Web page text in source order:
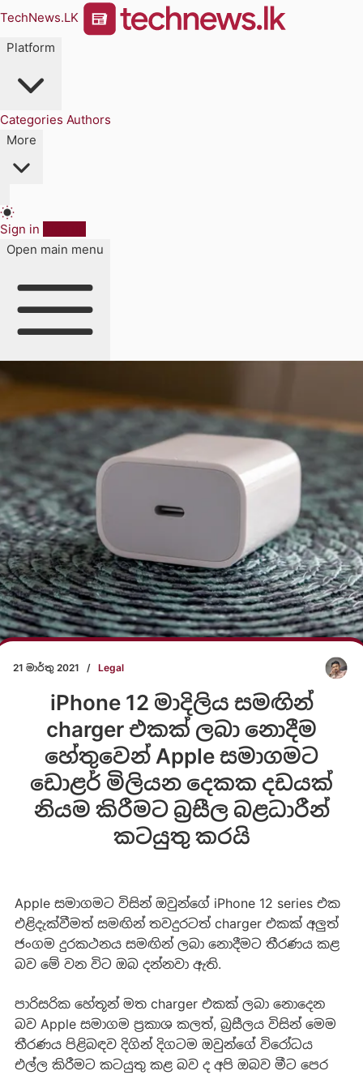
TechNews.LK
Platform
Categories Authors
More
Sign in
Open main menu
21 මාර්තු 2021 / Legal
iPhone 12 මාදිලිය සමඟින්
charger එකක් ලබා නොදීම
හේතුවෙන් Apple සමාගමට
ඩොළර් මිලියන දෙකක දඩයක්
නියම කිරීමට බ්‍රසීල බළධාරීන්
කටයුතු කරයි
Apple සමාගමට විසින් ඔවුන්ගේ iPhone 12 series එක
එළිදැක්වීමත් සමඟින් තවදුරටත් charger එකක් අලුත්
ජංගම දුරකථනය සමඟින් ලබා නොදීමට තීරණය කළ
බව මේ වන විට ඔබ දන්නවා ඇති.
පාරිසරික හේතූන් මත charger එකක් ලබා නොදෙන
බව Apple සමාගම ප්‍රකාශ කලත්, බ්‍රසීලය විසින් මෙම
තීරණය පිළිබඳව දිගින් දිගටම ඔවුන්ගේ විරෝධය
එල්ල කිරීමට කටයුතු කළ බව ද අපි ඔබව මීට පෙර